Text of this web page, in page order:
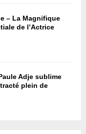
– La Magnifique
de l’Actrice
Adje sublime
plein de